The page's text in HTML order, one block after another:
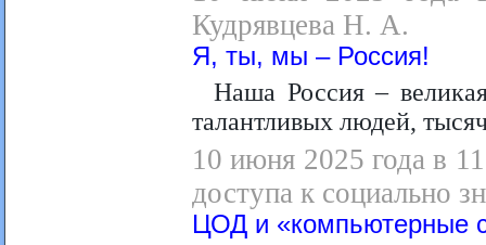
Кудрявцева Н. А.
Я, ты, мы – Россия!
Наша Россия –
талантливых людей,
10 июня 2025 года в
доступа к социально
ЦОД и «компьютерные